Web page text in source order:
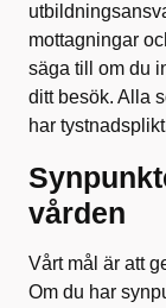
mottagningar
säga till om du
ditt besök. Alla
har
vården
Vårt mål är att
Om du har